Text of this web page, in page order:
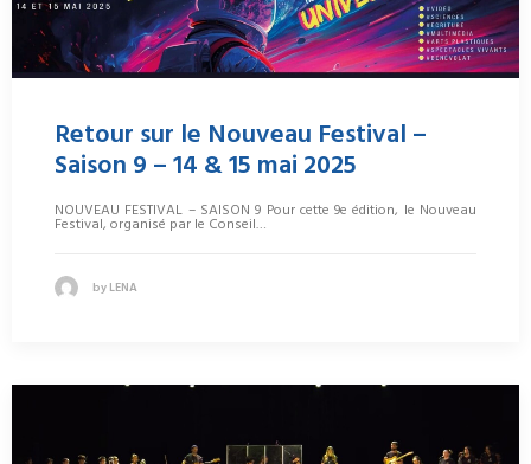
Retour sur le Nouveau Festival –
Saison 9 – 14 & 15 mai 2025
NOUVEAU FESTIVAL – SAISON 9 Pour cette 9e édition, le Nouveau
Festival, organisé par le Conseil…
by LENA